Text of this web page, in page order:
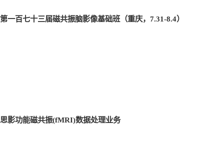
第一百七十三届磁共振脑影像基础班（重庆，7.31-8.4）
思影功能磁共振(fMRI)数据处理业务